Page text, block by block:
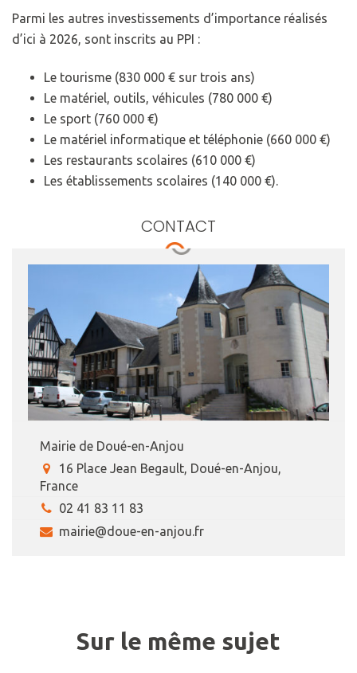
Parmi les autres investissements d’importance réalisés
d’ici à 2026, sont inscrits au PPI :
Le tourisme (830 000 € sur trois ans)
Le matériel, outils, véhicules (780 000 €)
Le sport (760 000 €)
Le matériel informatique et téléphonie (660 000 €)
Les restaurants scolaires (610 000 €)
Les établissements scolaires (140 000 €).
CONTACT
Mairie de Doué-en-Anjou
16 Place Jean Begault, Doué-en-Anjou,
France
02 41 83 11 83
mairie@doue-en-anjou.fr
Sur le même sujet